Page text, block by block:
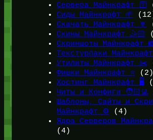
Сервера Майнкрафт 🛜
Сиды Майнкрафт 🌱
Скачать Майнкрафт 🔽
Скины Майнкрафт 🤹🏻
Скриншоты Майнкрафт
Текстурпаки
Утилиты Майнкрафт ✂️
Фишки Майнкрафт ⭐(2)
Хостинг Майнкрафт 🖥️
Читы и Конфиги 🧑🏻‍💻
Шаблоны, Сайты и
Майнкрафт ⚙️ (4)
Ядра Серверов
(4)